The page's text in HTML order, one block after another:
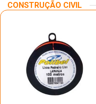
CONSTRUÇÃO CIVIL